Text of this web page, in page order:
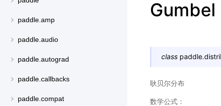
paddle.amp
paddle.audio
paddle.autograd
paddle.callbacks
paddle.compat
Gumbel
class
耿贝尔分布
数学公式：